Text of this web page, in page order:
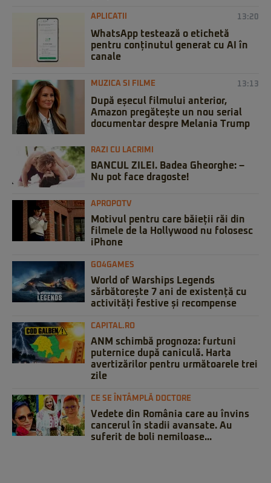
APLICATII 13:20
WhatsApp testează o etichetă
pentru conținutul generat cu AI în
canale
MUZICA SI FILME 13:13
După eșecul filmului anterior,
Amazon pregătește un nou serial
documentar despre Melania Trump
RAZI CU LACRIMI
BANCUL ZILEI. Badea Gheorghe: –
Nu pot face dragoste!
APROPOTV
Motivul pentru care băieții răi din
filmele de la Hollywood nu folosesc
iPhone
GO4GAMES
World of Warships Legends
sărbătorește 7 ani de existență cu
activități festive și recompense
CAPITAL.RO
ANM schimbă prognoza: furtuni
puternice după caniculă. Harta
avertizărilor pentru următoarele trei
zile
CE SE ÎNTÂMPLĂ DOCTORE
Vedete din România care au învins
cancerul în stadii avansate. Au
suferit de boli nemiloase...